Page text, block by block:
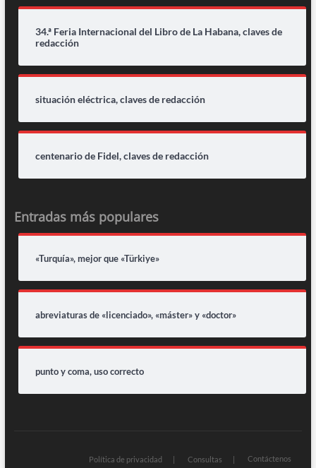
34.ª Feria Internacional del Libro de La Habana, claves de
redacción
situación eléctrica, claves de redacción
centenario de Fidel, claves de redacción
Entradas más populares
«Turquía», mejor que «Türkiye»
abreviaturas de «licenciado», «máster» y «doctor»
punto y coma, uso correcto
Política de privacidad Consultas Contáctenos